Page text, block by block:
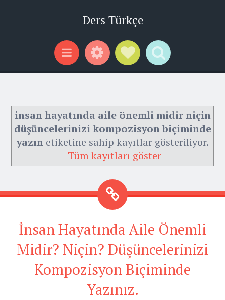
Ders Türkçe
Menu WidgetsSocial Links
Search
insan hayatında aile önemli midir niçin
düşüncelerinizi kompozisyon biçiminde
yazınetiketine sahip kayıtlar gösteriliyor.
Tüm kayıtları göster
İnsan Hayatında Aile Önemli
Midir? Niçin? Düşüncelerinizi
Kompozisyon Biçiminde
Yazınız.